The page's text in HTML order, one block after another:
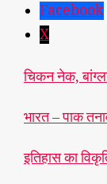
Facebook
X
चिकन नेक,
भारत – पाक
इतिहास का
#
1
अ
स्त
,
1